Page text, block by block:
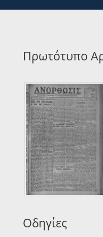
Πρωτότυπο
Οδηγίες